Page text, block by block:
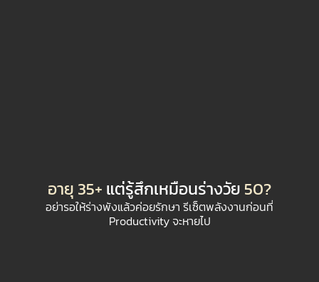
อายุ 35+ แต่รู้สึกเหมือนร่างวัย 50?
อย่ารอให้ร่างพังแล้วค่อยรักษา รีเซ็ตพลังงานก่อนที่
Productivity จะหายไป